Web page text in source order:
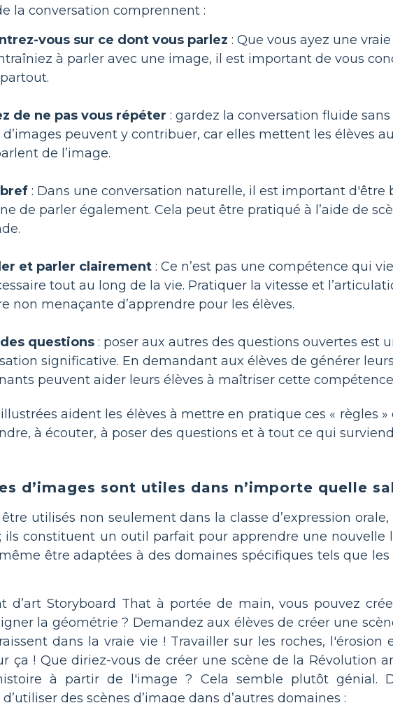
la conversation comprennent :
vous sur ce dont vous parlez : Que vous ayez une
à parler avec une image, il est important de vous
de ne pas vous répéter : gardez la conversation fluide
d’images peuvent y contribuer, car elles mettent les élèves
de l’image.
: Dans une conversation naturelle, il est important
de parler également. Cela peut être pratiqué à l’aide de
et parler clairement : Ce n’est pas une compétence qui
tout au long de la vie. Pratiquer la vitesse et
non menaçante d’apprendre pour les élèves.
questions : poser aux autres des questions ouvertes est
significative. En demandant aux élèves de générer
peuvent aider leurs élèves à maîtriser cette
illustrées aident les élèves à mettre en pratique ces « règles
à écouter, à poser des questions et à tout ce qui
d’images sont utiles dans n’importe quelle
utilisés non seulement dans la classe d’expression
ils constituent un outil parfait pour apprendre une nouvelle
être adaptées à des domaines spécifiques tels que
d’art Storyboard That à portée de main, vous pouvez
la géométrie ? Demandez aux élèves de créer une
dans la vraie vie ! Travailler sur les roches,
ça ! Que diriez-vous de créer une scène de la Révolution
à partir de l'image ? Cela semble plutôt génial.
des scènes d’image dans d’autres domaines :